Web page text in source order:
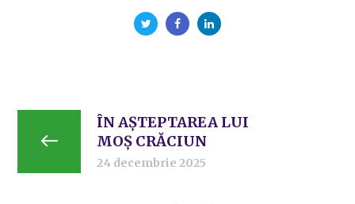
ÎN AȘTEPTAREA LUI
MOȘ CRĂCIUN
24 decembrie 2025